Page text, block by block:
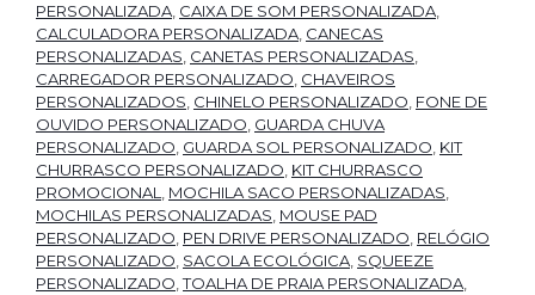
PERSONALIZADA, CAIXA DE SOM PERSONALIZADA,
CALCULADORA PERSONALIZADA, CANECAS
PERSONALIZADAS, CANETAS PERSONALIZADAS,
CARREGADOR PERSONALIZADO, CHAVEIROS
PERSONALIZADOS, CHINELO PERSONALIZADO, FONE DE
OUVIDO PERSONALIZADO, GUARDA CHUVA
PERSONALIZADO, GUARDA SOL PERSONALIZADO, KIT
CHURRASCO PERSONALIZADO, KIT CHURRASCO
PROMOCIONAL, MOCHILA SACO PERSONALIZADAS,
MOCHILAS PERSONALIZADAS, MOUSE PAD
PERSONALIZADO, PEN DRIVE PERSONALIZADO, RELÓGIO
PERSONALIZADO, SACOLA ECOLÓGICA, SQUEEZE
PERSONALIZADO,TOALHA DE PRAIA PERSONALIZADA,